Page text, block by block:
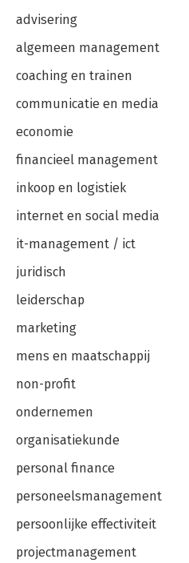
advisering
algemeen management
coaching en trainen
communicatie en media
economie
financieel management
inkoop en logistiek
internet en social media
it-management / ict
juridisch
leiderschap
marketing
mens en maatschappij
non-profit
ondernemen
organisatiekunde
personal finance
personeelsmanagement
persoonlijke effectiviteit
projectmanagement